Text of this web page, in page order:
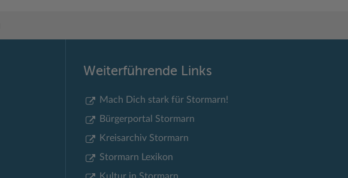
Weiterführende Links
Mach Dich stark für Stormarn!
Bürgerportal Stormarn
Kreisarchiv Stormarn
Stormarn Lexikon
Kultur in Stormarn